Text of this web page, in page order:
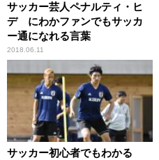
サッカー芸人ペナルティ・ヒ
デ にわかファンでもサッカ
ー通になれる言葉
2018.06.11
サッカー初心者でもわかる